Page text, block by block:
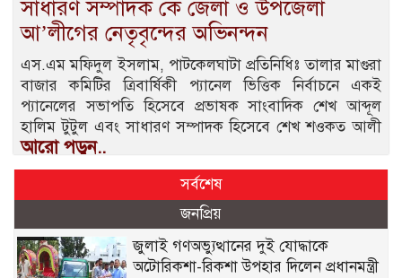
সাধারণ সম্পাদক কে জেলা ও উপজেলা
আ’লীগের নেতৃবৃন্দের অভিনন্দন
এস.এম মফিদুল ইসলাম, পাটকেলঘাটা প্রতিনিধিঃ তালার মাগুরা
বাজার কমিটির ত্রিবার্ষিকী প্যানেল ভিত্তিক নির্বাচনে একই
প্যানেলের সভাপতি হিসেবে প্রভাষক সাংবাদিক শেখ আব্দূল
হালিম টুটুল এবং সাধারণ সম্পাদক হিসেবে শেখ শওকত আলী
আরো পড়ুন..
সর্বশেষ
জনপ্রিয়
জুলাই গণঅভ্যুত্থানের দুই যোদ্ধাকে
অটোরিকশা-রিকশা উপহার দিলেন প্রধানমন্ত্রী